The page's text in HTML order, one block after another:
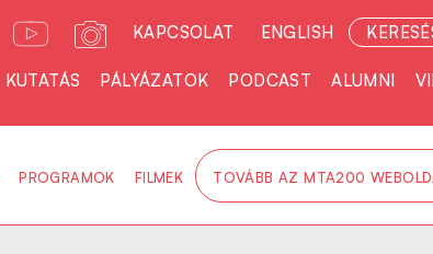
KAPCSOLAT ENGLISH
KUTATÁS PÁLYÁZATOK PODCAST ALUMNI
PROGRAMOK FILMEK TOVÁBB AZ MTA200